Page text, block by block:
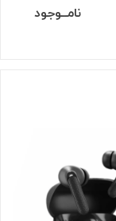
نامــوجود